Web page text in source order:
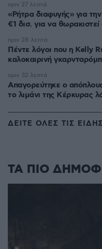
«Ρήτρα διαφυγής» για
€1 δισ. για να
πριν 27 λεπτά
Πέντε λόγοι που η Kelly
καλοκαιρινή
πριν 28 λεπτά
Απαγορεύτηκε ο
το λιμάνι της Κέρκυρας
πριν 32 λεπτά
ΔΕΙΤΕ ΟΛΕΣ ΤΙΣ
ΤΑ ΠΙΟ